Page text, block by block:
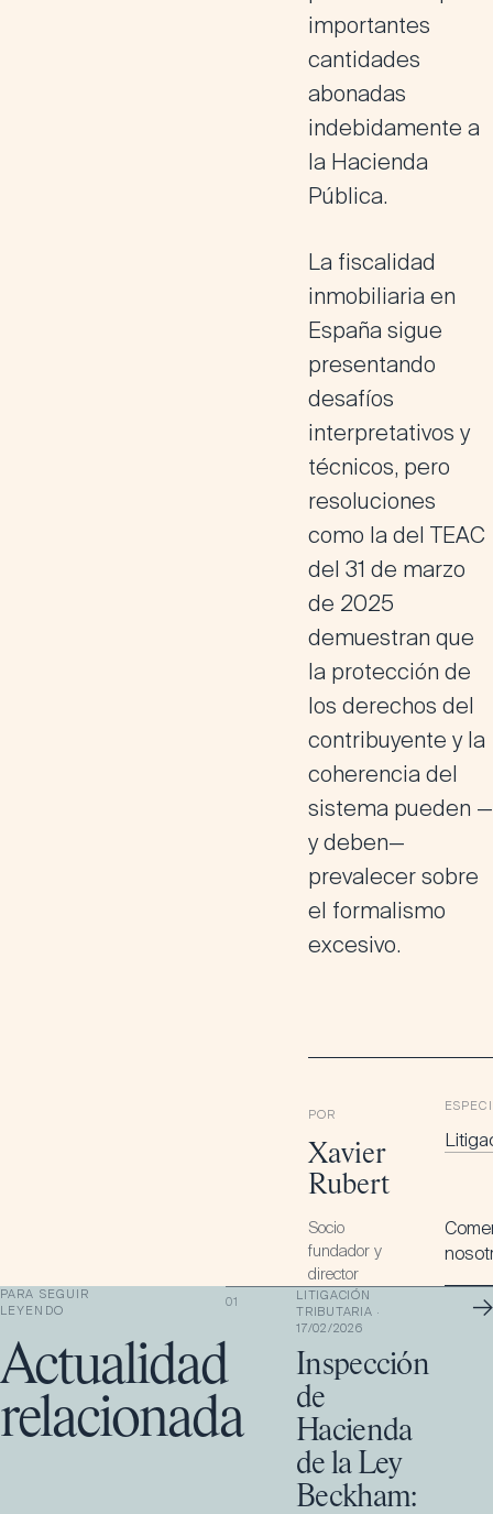
importantes
cantidades
abonadas
indebidamente a
la Hacienda
Pública.
La fiscalidad
inmobiliaria en
España sigue
presentando
desafíos
interpretativos y
técnicos, pero
resoluciones
como la del TEAC
del 31 de marzo
de 2025
demuestran que
la protección de
los derechos del
contribuyente y la
coherencia del
sistema pueden —
y deben—
prevalecer sobre
el formalismo
excesivo.
POR
Xavier
Rubert
Socio
fundador y
director
PARA SEGUIR
LEYENDO
Actualidad
relacionada
01
LITIGACIÓN
TRIBUTARIA ·
17/02/2026
Inspección
de
Hacienda
de la Ley
Beckham:
→